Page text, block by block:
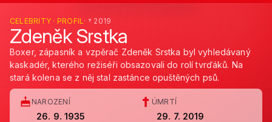
CELEBRITY · PROFIL· † 2019
Zdeněk Srstka
Boxer, zápasník a vzpěrač Zdeněk Srstka byl vyhledávaný
kaskadér, kterého režiséři obsazovali do rolí tvrďáků. Na
stará kolena se z něj stal zastánce opuštěných psů.
NAROZENÍ
26. 9. 1935
ÚMRTÍ
29. 7. 2019